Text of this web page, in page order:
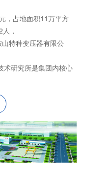
，占地面积11万平方
，
特种变压器有限公
术研究所是集团内核心